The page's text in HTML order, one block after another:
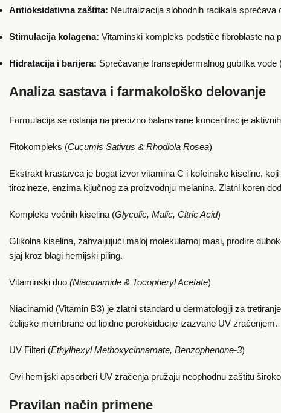
Antioksidativna zaštita: Neutralizacija slobodnih radikala
Stimulacija kolagena: Vitaminski kompleks podstiče fibroblaste na
Hidratacija i barijera: Sprečavanje transepidermalnog gubitka
Analiza sastava i farmakološko delovanje
Formulacija se oslanja na precizno balansirane koncentracije
Fitokompleks (Cucumis Sativus & Rhodiola Rosea)
Ekstrakt krastavca je bogat izvor vitamina C i kofeinske kiseline,
tirozineze, enzima ključnog za proizvodnju melanina. Zlatni koren
Kompleks voćnih kiselina (Glycolic, Malic, Citric Acid)
Glikolna kiselina, zahvaljujući maloj molekularnoj masi, prodire
sjaj kroz blagi hemijski piling.
Vitaminski duo (Niacinamide & Tocopheryl Acetate)
Niacinamid (Vitamin B3) je zlatni standard u dermatologiji za
ćelijske membrane od lipidne peroksidacije izazvane UV zračenjem.
UV Filteri (Ethylhexyl Methoxycinnamate, Benzophenone-3)
Ovi hemijski apsorberi UV zračenja pružaju neophodnu zaštitu
Pravilan način primene